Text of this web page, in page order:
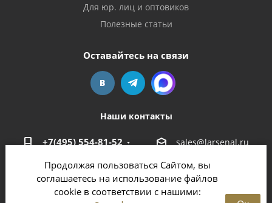
Продолжая пользоваться Сайтом, вы
соглашаетесь на использование файлов
cookie в соответствии с нашими:
Для юр. лиц и оптовиков
Полезные статьи
Оставайтесь на связи
Наши контакты
+7(495) 554-81-52 sales@larsenal.ru
Московская область,
г. Люберцы,
ул. Хлебозаводская, 8 Б